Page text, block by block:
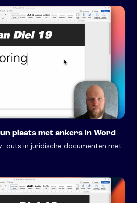
plaats met ankers in Word
outs in juridische documenten met